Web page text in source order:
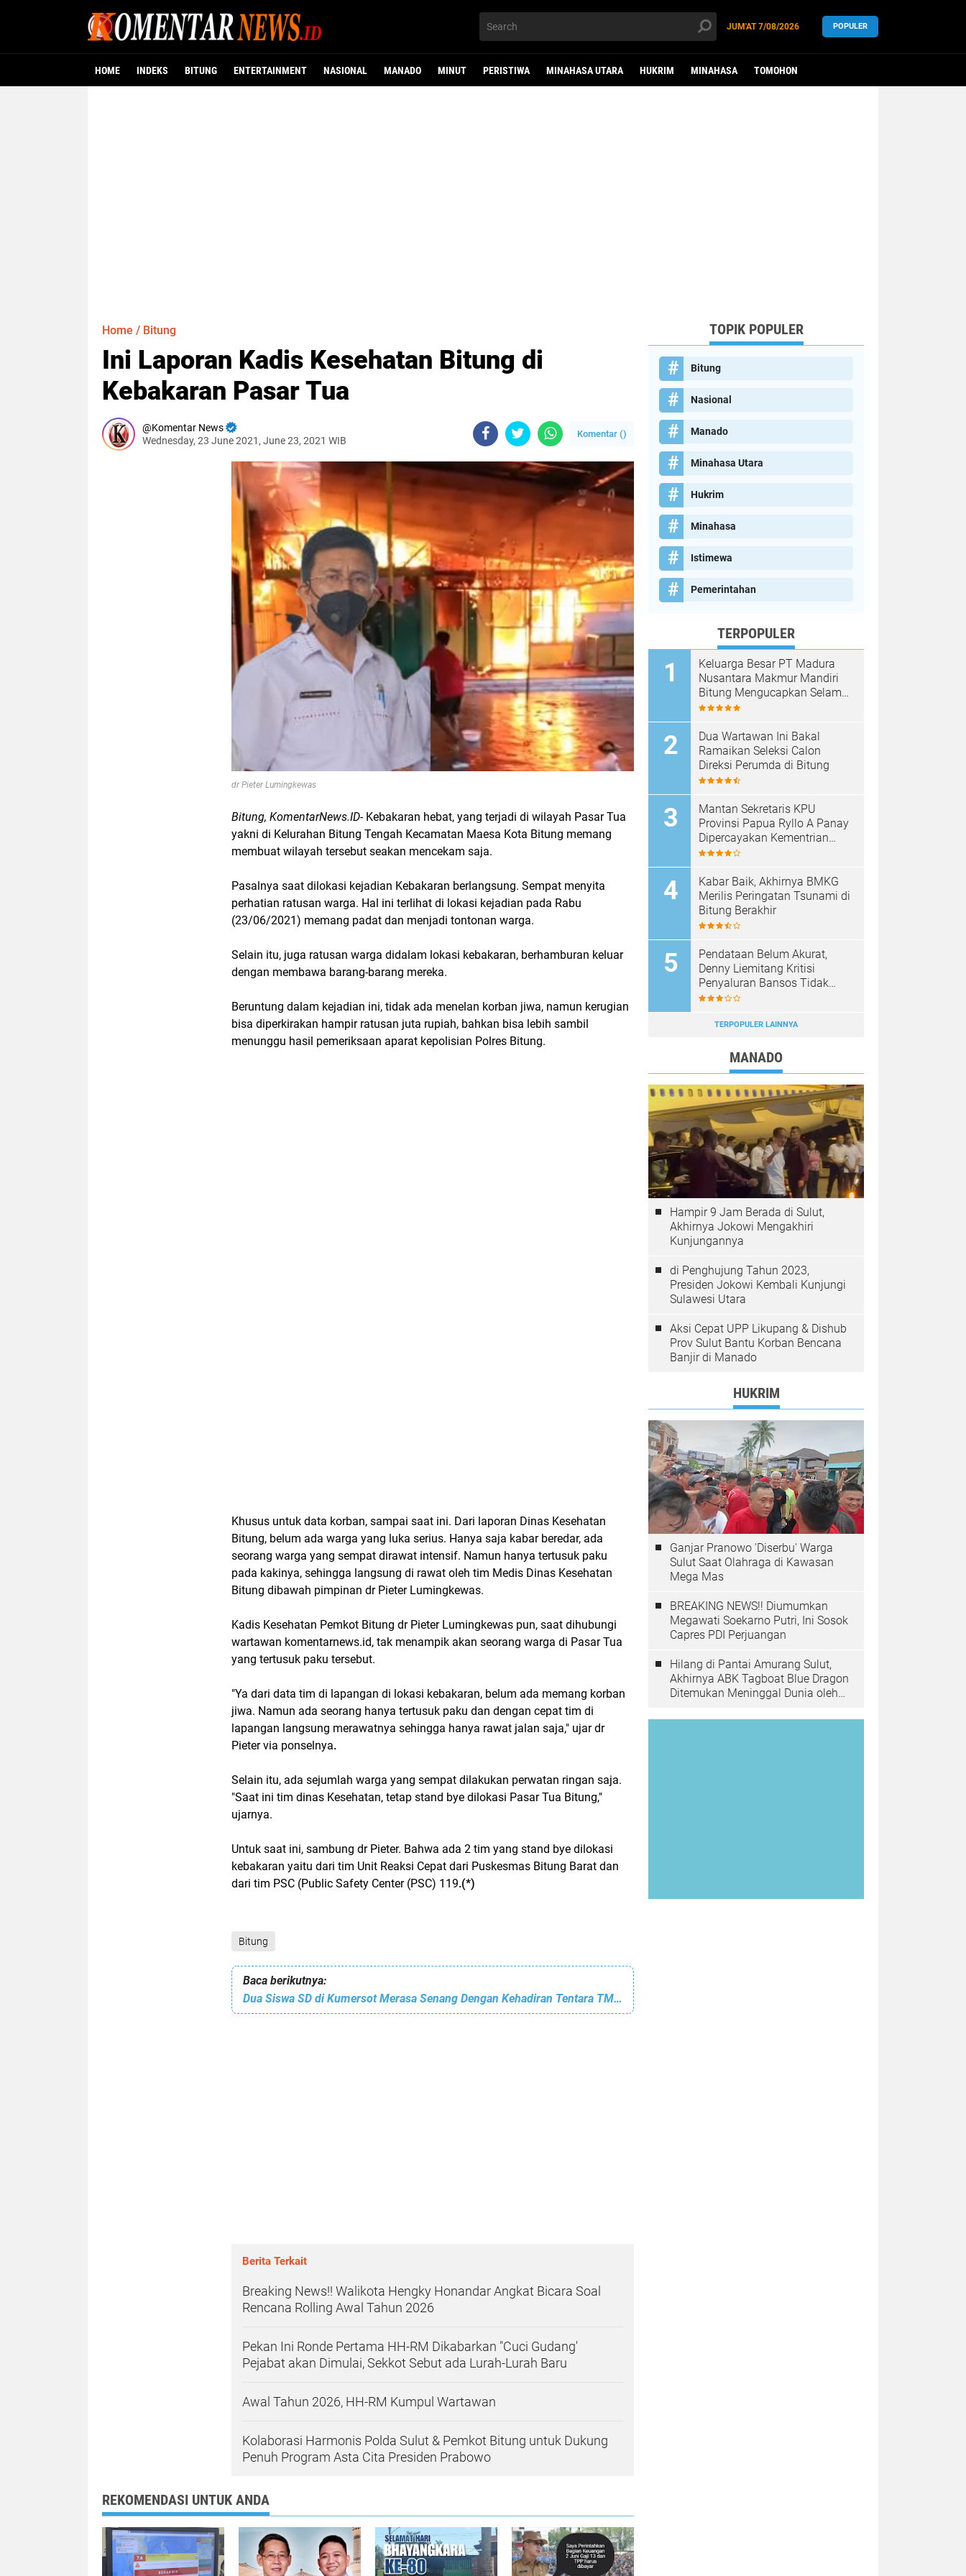
JUM'AT7/08/2026 POPULER
HOME INDEKS BITUNG ENTERTAINMENT NASIONAL MANADO MINUT PERISTIWA MINAHASA UTARA HUKRIM MINAHASA TOMOHON
Home / Bitung
Ini Laporan Kadis Kesehatan Bitung di
Kebakaran Pasar Tua
Komentar News
Wednesday, 23 June 2021, June 23, 2021 WIB
Komentar ()
dr Pieter Lumingkewas
Bitung, KomentarNews.ID- Kebakaran hebat, yang terjadi di wilayah Pasar Tua
yakni di Kelurahan Bitung Tengah Kecamatan Maesa Kota Bitung memang
membuat wilayah tersebut seakan mencekam saja.
Pasalnya saat dilokasi kejadian Kebakaran berlangsung. Sempat menyita
perhatian ratusan warga. Hal ini terlihat di lokasi kejadian pada Rabu
(23/06/2021) memang padat dan menjadi tontonan warga.
Selain itu, juga ratusan warga didalam lokasi kebakaran, berhamburan keluar
dengan membawa barang-barang mereka.
Beruntung dalam kejadian ini, tidak ada menelan korban jiwa, namun kerugian
bisa diperkirakan hampir ratusan juta rupiah, bahkan bisa lebih sambil
menunggu hasil pemeriksaan aparat kepolisian Polres Bitung.
Khusus untuk data korban, sampai saat ini. Dari laporan Dinas Kesehatan
Bitung, belum ada warga yang luka serius. Hanya saja kabar beredar, ada
seorang warga yang sempat dirawat intensif. Namun hanya tertusuk paku
pada kakinya, sehingga langsung di rawat oleh tim Medis Dinas Kesehatan
Bitung dibawah pimpinan dr Pieter Lumingkewas.
Kadis Kesehatan Pemkot Bitung dr Pieter Lumingkewas pun, saat dihubungi
wartawan komentarnews.id, tak menampik akan seorang warga di Pasar Tua
yang tertusuk paku tersebut.
"Ya dari data tim di lapangan di lokasi kebakaran, belum ada memang korban
jiwa. Namun ada seorang hanya tertusuk paku dan dengan cepat tim di
lapangan langsung merawatnya sehingga hanya rawat jalan saja," ujar dr
Pieter via ponselnya.
Selain itu, ada sejumlah warga yang sempat dilakukan perwatan ringan saja.
"Saat ini tim dinas Kesehatan, tetap stand bye dilokasi Pasar Tua Bitung,"
ujarnya.
Untuk saat ini, sambung dr Pieter. Bahwa ada 2 tim yang stand bye dilokasi
kebakaran yaitu dari tim Unit Reaksi Cepat dari Puskesmas Bitung Barat dan
dari tim PSC (Public Safety Center (PSC) 119.(*)
Bitung
Baca berikutnya:
Dua Siswa SD di Kumersot Merasa Senang Dengan Kehadiran Tentara TMMD
Berita Terkait
Breaking News!! Walikota Hengky Honandar Angkat Bicara Soal
Rencana Rolling Awal Tahun 2026
Pekan Ini Ronde Pertama HH-RM Dikabarkan "Cuci Gudang'
Pejabat akan Dimulai, Sekkot Sebut ada Lurah-Lurah Baru
Awal Tahun 2026, HH-RM Kumpul Wartawan
Kolaborasi Harmonis Polda Sulut & Pemkot Bitung untuk Dukung
Penuh Program Asta Cita Presiden Prabowo
REKOMENDASI UNTUK ANDA
TOPIK POPULER
Bitung
Nasional
Manado
Minahasa Utara
Hukrim
Minahasa
Istimewa
Pemerintahan
TERPOPULER
Keluarga Besar PT Madura
Nusantara Makmur Mandiri
Bitung Mengucapkan Selamat
HUT Bhayangkara ke-80
Dua Wartawan Ini Bakal
Ramaikan Seleksi Calon
Direksi Perumda di Bitung
Mantan Sekretaris KPU
Provinsi Papua Ryllo A Panay
Dipercayakan Kementrian
ESDM RI Menjabat Direktur
Bukti
Kabar Baik, Akhirnya BMKG
Merilis Peringatan Tsunami di
Bitung Berakhir
Pendataan Belum Akurat,
Denny Liemitang Kritisi
Penyaluran Bansos Tidak
Tepat Sasaran
TERPOPULER LAINNYA
MANADO
Hampir 9 Jam Berada di Sulut,
Akhirnya Jokowi Mengakhiri
Kunjungannya
di Penghujung Tahun 2023,
Presiden Jokowi Kembali Kunjungi
Sulawesi Utara
Aksi Cepat UPP Likupang & Dishub
Prov Sulut Bantu Korban Bencana
Banjir di Manado
HUKRIM
Ganjar Pranowo 'Diserbu' Warga
Sulut Saat Olahraga di Kawasan
Mega Mas
BREAKING NEWS!! Diumumkan
Megawati Soekarno Putri, Ini Sosok
Capres PDI Perjuangan
Hilang di Pantai Amurang Sulut,
Akhirnya ABK Tagboat Blue Dragon
Ditemukan Meninggal Dunia oleh